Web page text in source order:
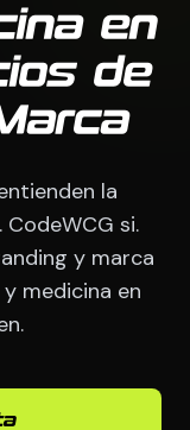
en
de
la
si.
y marca
medicina en